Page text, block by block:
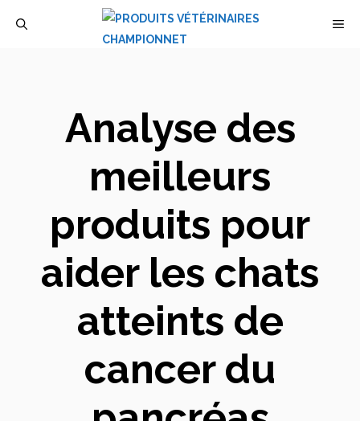
Analyse des
meilleurs
produits pour
aider les chats
atteints de
cancer du